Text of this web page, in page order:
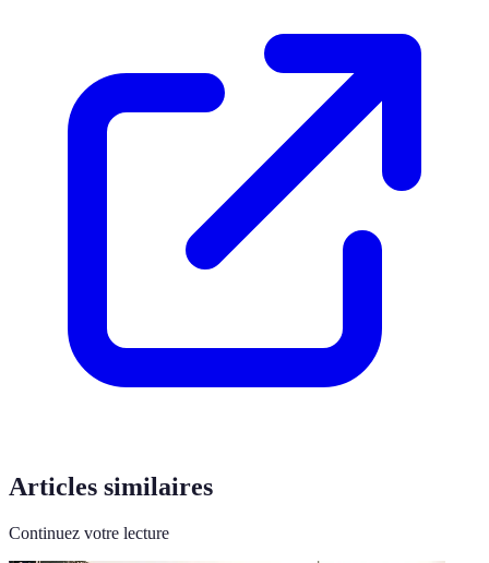
Articles similaires
Continuez votre lecture